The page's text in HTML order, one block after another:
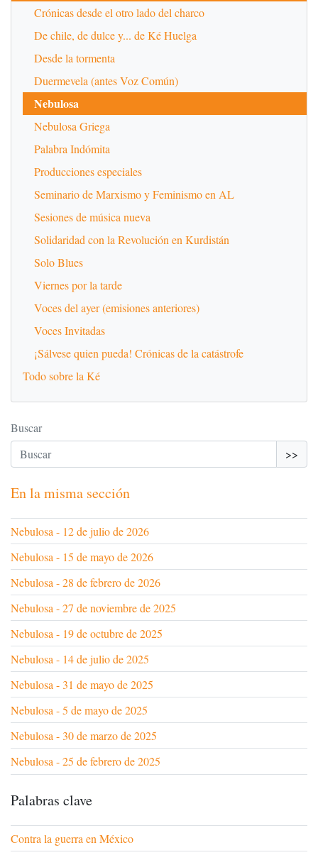
Crónicas desde el otro lado del charco
De chile, de dulce y... de Ké Huelga
Desde la tormenta
Duermevela (antes Voz Común)
Nebulosa
Nebulosa Griega
Palabra Indómita
Producciones especiales
Seminario de Marxismo y Feminismo en AL
Sesiones de música nueva
Solidaridad con la Revolución en Kurdistán
Solo Blues
Viernes por la tarde
Voces del ayer (emisiones anteriores)
Voces Invitadas
¡Sálvese quien pueda! Crónicas de la catástrofe
Todo sobre la Ké
Buscar
>>
En la misma sección
Nebulosa - 12 de julio de 2026
Nebulosa - 15 de mayo de 2026
Nebulosa - 28 de febrero de 2026
Nebulosa - 27 de noviembre de 2025
Nebulosa - 19 de octubre de 2025
Nebulosa - 14 de julio de 2025
Nebulosa - 31 de mayo de 2025
Nebulosa - 5 de mayo de 2025
Nebulosa - 30 de marzo de 2025
Nebulosa - 25 de febrero de 2025
Palabras clave
Contra la guerra en México